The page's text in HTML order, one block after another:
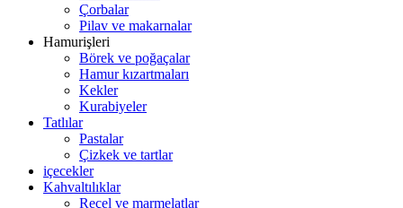
Çorbalar
Pilav ve makarnalar
Hamurişleri
Börek ve poğaçalar
Hamur kızartmaları
Kekler
Kurabiyeler
Tatlılar
Pastalar
Çizkek ve tartlar
içecekler
Kahvaltılıklar
Reçel ve marmelatlar